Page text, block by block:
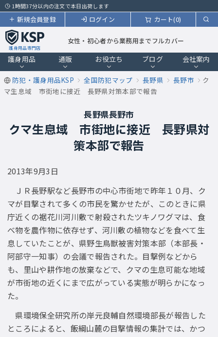
1時間37分以内の注文で本日出荷します
カート(0)
ログイン
新規会員登録
護身用品専門店
女性・初心者から業務用までフルカバー
護身用品 通販 お役立ち ブログ 会社案内
防犯・護身用品KSP 全国防犯マップ 長野県 長野市
ク
マ生息域 市街地に接近 長野県対策本部で報告
長野県長野市
クマ生息域 市街地に接近 長野県対
策本部で報告
2013年9月3日
ＪＲ長野駅など長野市の中心市街地で昨年１０月、ク
マが目撃されて多くの市民を驚かせたが、このときに県
庁近くの裾花川河川敷で射殺されたツキノワグマは、食
べ物を農作物に依存せず、河川敷の植物などを食べて生
息していたことが、県野生鳥獣被害対策本部（本部長・
阿部守一知事）の会議で報告された。目撃例などから
も、里山や耕作地の放棄などで、クマの生息可能な地域
が市街地の近くにまで広がっている実態が明らかになっ
た。
県環境保全研究所の岸元良輔自然環境部長が報告した
ところによると、飯綱山麓の目撃情報の集計では、かつ